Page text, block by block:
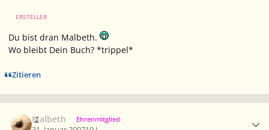
ERSTELLER
Du bist dran Malbeth.
Wo bleibt Dein Buch? *trippel*
Zitieren
Malbeth Ehrenmitglied